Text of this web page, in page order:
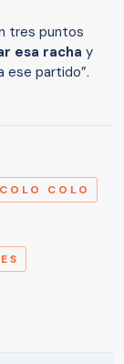
tres puntos
esa racha y
ese partido”.
COLO COLO